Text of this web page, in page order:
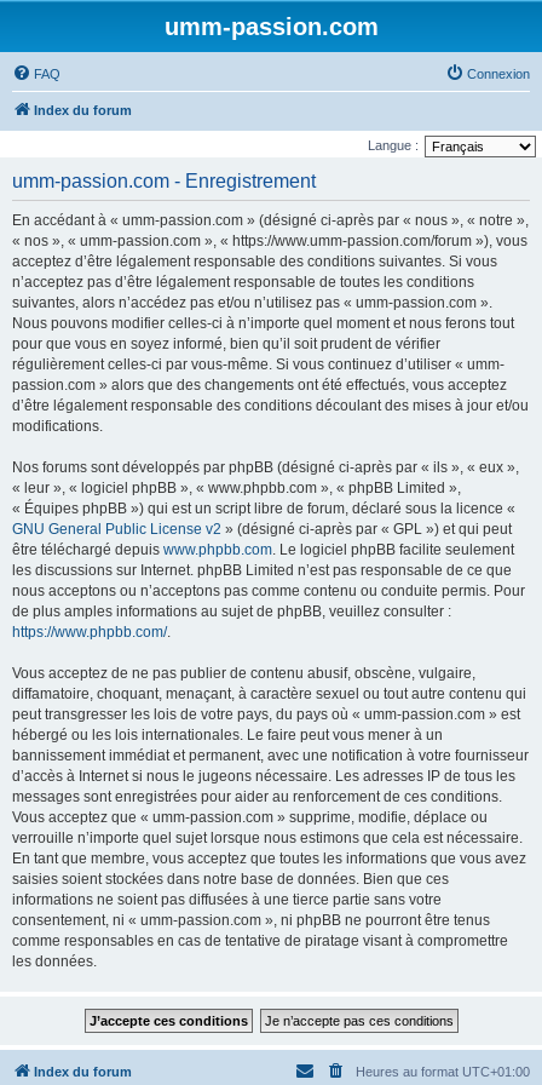
umm-passion.com
FAQ Connexion
Index du forum
Langue :
umm-passion.com - Enregistrement
En accédant à « umm-passion.com » (désigné ci-après par « nous », « notre »,
« nos », « umm-passion.com », « https://www.umm-passion.com/forum »), vous
acceptez d’être légalement responsable des conditions suivantes. Si vous
n’acceptez pas d’être légalement responsable de toutes les conditions
suivantes, alors n’accédez pas et/ou n’utilisez pas « umm-passion.com ».
Nous pouvons modifier celles-ci à n’importe quel moment et nous ferons tout
pour que vous en soyez informé, bien qu’il soit prudent de vérifier
régulièrement celles-ci par vous-même. Si vous continuez d’utiliser « umm-
passion.com » alors que des changements ont été effectués, vous acceptez
d’être légalement responsable des conditions découlant des mises à jour et/ou
modifications.
Nos forums sont développés par phpBB (désigné ci-après par « ils », « eux »,
« leur », « logiciel phpBB », « www.phpbb.com », « phpBB Limited »,
« Équipes phpBB ») qui est un script libre de forum, déclaré sous la licence «
GNU General Public License v2 » (désigné ci-après par « GPL ») et qui peut
être téléchargé depuis www.phpbb.com. Le logiciel phpBB facilite seulement
les discussions sur Internet. phpBB Limited n’est pas responsable de ce que
nous acceptons ou n’acceptons pas comme contenu ou conduite permis. Pour
de plus amples informations au sujet de phpBB, veuillez consulter :
https://www.phpbb.com/.
Vous acceptez de ne pas publier de contenu abusif, obscène, vulgaire,
diffamatoire, choquant, menaçant, à caractère sexuel ou tout autre contenu qui
peut transgresser les lois de votre pays, du pays où « umm-passion.com » est
hébergé ou les lois internationales. Le faire peut vous mener à un
bannissement immédiat et permanent, avec une notification à votre fournisseur
d’accès à Internet si nous le jugeons nécessaire. Les adresses IP de tous les
messages sont enregistrées pour aider au renforcement de ces conditions.
Vous acceptez que « umm-passion.com » supprime, modifie, déplace ou
verrouille n’importe quel sujet lorsque nous estimons que cela est nécessaire.
En tant que membre, vous acceptez que toutes les informations que vous avez
saisies soient stockées dans notre base de données. Bien que ces
informations ne soient pas diffusées à une tierce partie sans votre
consentement, ni « umm-passion.com », ni phpBB ne pourront être tenus
comme responsables en cas de tentative de piratage visant à compromettre
les données.
Index du forum Heures au format UTC+01:00